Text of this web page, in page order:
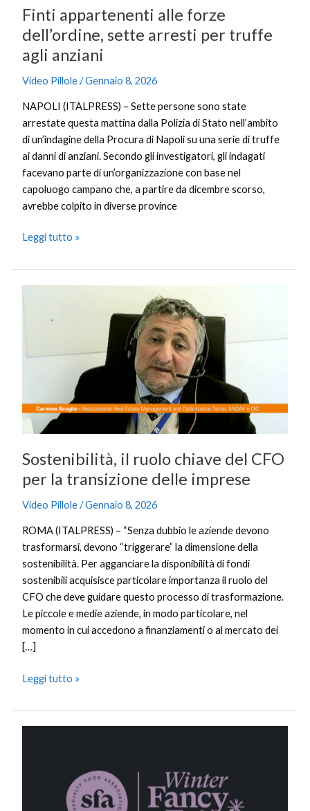
Finti appartenenti alle forze
dell’ordine, sette arresti per truffe
agli anziani
Video Pillole/Gennaio 8, 2026
NAPOLI (ITALPRESS) – Sette persone sono state
arrestate questa mattina dalla Polizia di Stato nell’ambito
di un’indagine della Procura di Napoli su una serie di truffe
ai danni di anziani. Secondo gli investigatori, gli indagati
facevano parte di un’organizzazione con base nel
capoluogo campano che, a partire da dicembre scorso,
avrebbe colpito in diverse province
anziani
Leggi tutto »
Sostenibilità, il ruolo chiave del CFO
per la transizione delle imprese
Video Pillole/Gennaio 8, 2026
ROMA (ITALPRESS) – “Senza dubbio le aziende devono
trasformarsi, devono “triggerare” la dimensione della
sostenibilità. Per agganciare la disponibilità di fondi
sostenibili acquisisce particolare importanza il ruolo del
CFO che deve guidare questo processo di trasformazione.
Le piccole e medie aziende, in modo particolare, nel
momento in cui accedono a finanziamenti o al mercato dei
[…]
del
transizione
imprese
Leggi tutto »